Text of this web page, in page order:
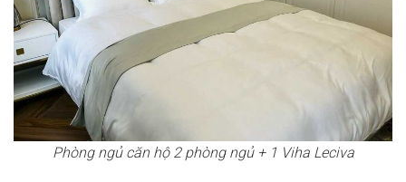
Phòng ngủ căn hộ 2 phòng ngủ + 1 Viha Leciva